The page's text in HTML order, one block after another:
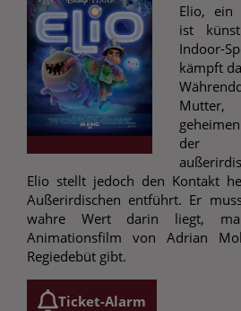
Elio, ein
ist
kämpft
der
Elio stellt jedoch den Kontakt
Außerirdischen entführt. Er
wahre Wert darin liegt,
Animationsfilm von Adrian
Regiedebüt gibt.
Ticket-Alarm